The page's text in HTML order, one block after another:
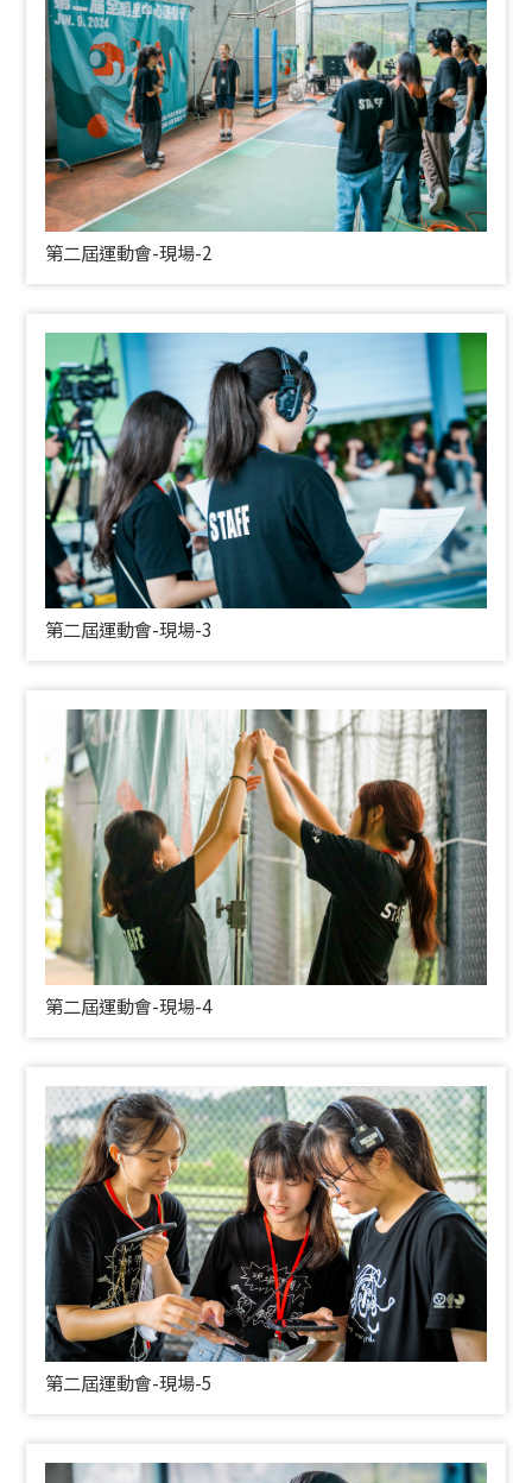
第二屆運動會-現場-2
第二屆運動會-現場-3
第二屆運動會-現場-4
第二屆運動會-現場-5